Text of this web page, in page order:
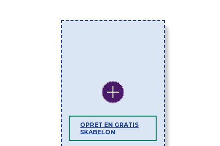
OPRET EN GRATIS
SKABELON